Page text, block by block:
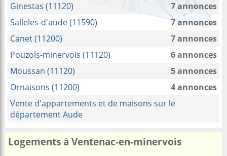
Ginestas (11120)
7 annonces
Salleles-d'aude (11590)
7 annonces
Canet (11200)
7 annonces
Pouzols-minervois (11120)
6 annonces
Moussan (11120)
5 annonces
Ornaisons (11200)
4 annonces
Vente d'appartements et de maisons sur le
département Aude
Logements à Ventenac-en-minervois